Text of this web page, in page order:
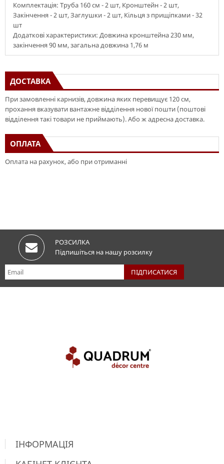
Комплектація: Труба 160 см - 2 шт, Кронштейн - 2 шт,
Закінчення - 2 шт, Заглушки - 2 шт, Кільця з прищіпками - 32
шт
Додаткові характеристики: Довжина кронштейна 230 мм,
закінчення 90 мм, загальна довжина 1,76 м
ДОСТАВКА
При замовленні карнизів, довжина яких перевищує 120 см,
прохання вказувати вантажне відділення нової пошти (поштові
відділення такі товари не приймають). Або ж адресна доставка.
ОПЛАТА
Оплата на рахунок, або при отриманні
РОЗСИЛКА
Підпишіться на нашу розсилку
ІНФОРМАЦІЯ